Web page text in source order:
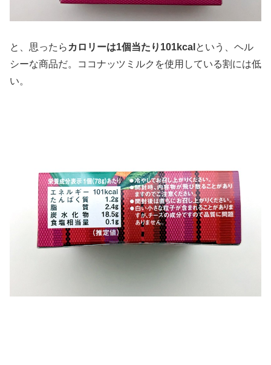
と、思ったら カロリーは1個当たり101kcal という、ヘル
シーな商品だ。ココナッツミルクを使用している割には低
い。